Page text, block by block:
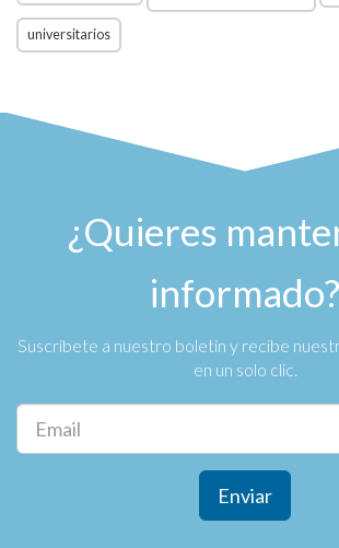
universitarios
¿Quieres
informado?
Suscríbete a nuestro boletín y recibe
en un solo clic.
Enviar